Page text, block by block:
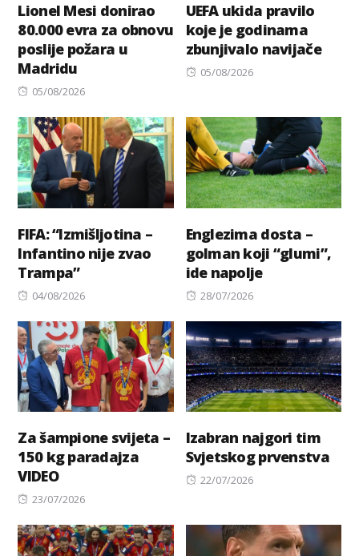
Lionel Mesi donirao
80.000 evra za obnovu
poslije požara u
Madridu
Posted
05/08/2026
UEFA ukida pravilo
koje je godinama
zbunjivalo navijače
Posted
05/08/2026
FIFA: “Izmišljotina –
Infantino nije zvao
Trampa”
Posted
04/08/2026
Englezima dosta –
golman koji “glumi”,
ide napolje
Posted
28/07/2026
Za šampione svijeta –
150 kg paradajza
VIDEO
Posted
23/07/2026
Izabran najgori tim
Svjetskog prvenstva
Posted
22/07/2026